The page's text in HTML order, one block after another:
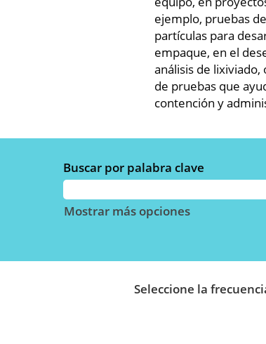
ejemplo, pruebas
partículas para
empaque, en el
análisis de
de pruebas que
contención y
Buscar por palabra clave
Mostrar más opciones
Seleccione la